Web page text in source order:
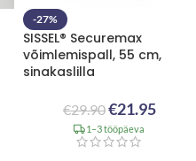
-27%
SISSEL® Securemax
võimlemispall, 55 cm,
sinakaslilla
€29.90€21.95
1–3 tööpäeva